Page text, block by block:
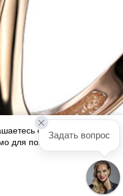
с тем, что мы
для полноценного
Задать вопрос